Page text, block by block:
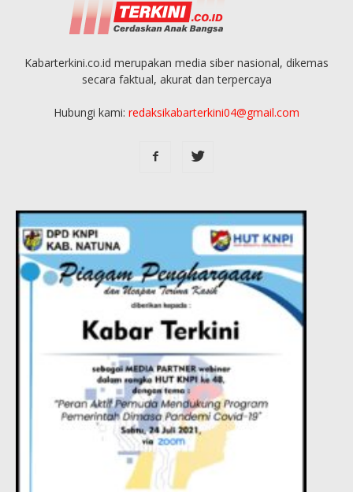
Kabarterkini.co.id merupakan media siber nasional, dikemas
secara faktual, akurat dan terpercaya
Hubungi kami: redaksikabarterkini04@gmail.com